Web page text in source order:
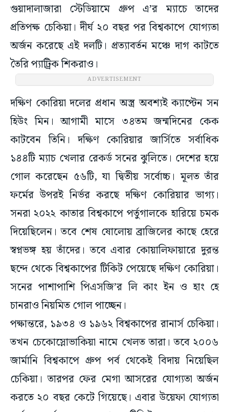
গুয়াদালাজারা স্টেডিয়ামে গ্রুপ এ’র ম্যাচে তাদের
প্রতিপক্ষ চেকিয়া। দীর্ঘ ২০ বছর পর বিশ্বকাপে যোগ্যতা
অর্জন করেছে এই দলটি। প্রত্যাবর্তন মঞ্চে দাগ কাটতে
তৈরি প্যাট্রিক শিকরাও।
ADVERTISEMENT
দক্ষিণ কোরিয়া দলের প্রধান অস্ত্র অবশ্যই ক্যাপ্টেন সন
হিউং মিন। আগামী মাসে ৩৪তম জন্মদিনের কেক
কাটবেন তিনি। দক্ষিণ কোরিয়ার জার্সিতে সর্বাধিক
১৪৪টি ম্যাচ খেলার রেকর্ড সনের ঝুলিতে। দেশের হয়ে
গোল করেছেন ৫৬টি, যা দ্বিতীয় সর্বোচ্চ। মূলত তাঁর
ফর্মের উপরই নির্ভর করছে দক্ষিণ কোরিয়ার ভাগ্য।
সনরা ২০২২ কাতার বিশ্বকাপে পর্তুগালকে হারিয়ে চমক
দিয়েছিলেন। তবে শেষ ষোলোয় ব্রাজিলের কাছে হেরে
স্বপ্নভঙ্গ হয় তাঁদের। তবে এবার কোয়ালিফায়ারে দুরন্ত
ছন্দে থেকে বিশ্বকাপের টিকিট পেয়েছে দক্ষিণ কোরিয়া।
সনের পাশাপাশি পিএসজি’র লি কাং ইন ও হাং হে
চানরাও নিয়মিত গোল পাচ্ছেন।
পক্ষান্তরে, ১৯৩৪ ও ১৯৬২ বিশ্বকাপের রানার্স চেকিয়া।
তখন চেকোস্লোভাকিয়া নামে খেলত তারা। তবে ২০০৬
জার্মানি বিশ্বকাপে গ্রুপ পর্ব থেকেই বিদায় নিয়েছিল
চেকিয়া। তারপর ফের মেগা আসরের যোগ্যতা অর্জন
করতে ২০ বছর কেটে গিয়েছে। এবার উয়েফা যোগ্যতা